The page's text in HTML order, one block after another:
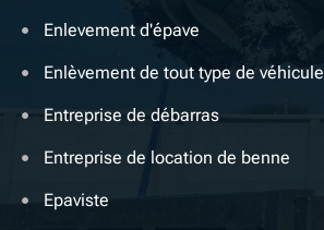
Enlevement d'épave
Enlèvement de tout type de véhicule
Entreprise de débarras
Entreprise de location de benne
Epaviste